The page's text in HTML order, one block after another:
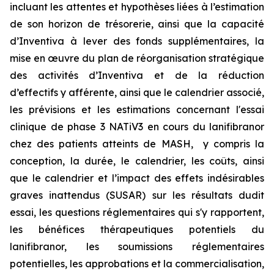
incluant les attentes et hypothèses liées à l’estimation
de son horizon de trésorerie, ainsi que la capacité
d’Inventiva à lever des fonds supplémentaires, la
mise en œuvre du plan de réorganisation stratégique
des activités d’Inventiva et de la réduction
d’effectifs y afférente, ainsi que le calendrier associé,
les prévisions et les estimations concernant l'essai
clinique de phase 3 NATiV3 en cours du lanifibranor
chez des patients atteints de MASH, y compris la
conception, la durée, le calendrier, les coûts, ainsi
que le calendrier et l’impact des effets indésirables
graves inattendus (SUSAR) sur les résultats dudit
essai, les questions réglementaires qui s'y rapportent,
les bénéfices thérapeutiques potentiels du
lanifibranor, les soumissions réglementaires
potentielles, les approbations et la commercialisation,